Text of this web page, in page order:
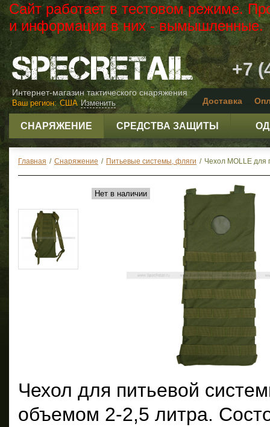
Сайт работает в тестовом режиме.
и информация в них - вымышленные.
Интернет-магазин тактического снаряжения
+7
Доставка
Изменить
Ваш регион: США
СНАРЯЖЕНИЕ СРЕДСТВА ЗАЩИТЫ
Главная / Снаряжение / Питьевые системы, фляги / Чехол MOLLE для
Нет в наличии
Чехол для питьевой
объемом 2-2,5 литра.